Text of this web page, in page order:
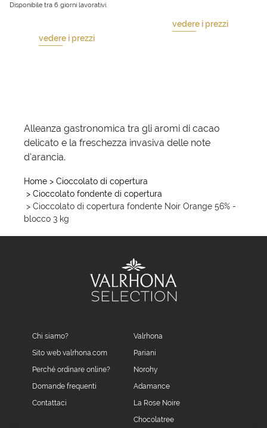
Disponibile tra 6 giorni lavorativi.
vedere i prezzi
vedere i prezzi
Alleanza gastronomica tra gli aromi di cacao
delicato e la freschezza invasiva delle note
d'arancia.
Home > Cioccolato di copertura
> Cioccolato fondente di copertura
> Cioccolato di copertura fondente Noir Orange 56% -
blocco 3 kg
Chi siamo?
Sito web valrhona.com
Perché ordinare online?
Domande frequenti
Contattaci
Valrhona
Pariani
Norohy
Adamance
La Rose Noire
Chocolatree